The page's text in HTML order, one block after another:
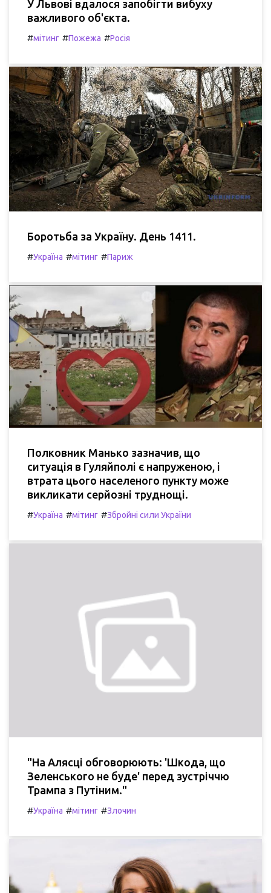
У Львові вдалося запобігти вибуху
важливого об'єкта.
#мітинг #Пожежа #Росія
Боротьба за Україну. День 1411.
#Україна #мітинг #Париж
Полковник Манько зазначив, що
ситуація в Гуляйполі є напруженою, і
втрата цього населеного пункту може
викликати серйозні труднощі.
#Україна #мітинг #Збройні сили України
"На Алясці обговорюють: 'Шкода, що
Зеленського не буде' перед зустріччю
Трампа з Путіним."
#Україна #мітинг #Злочин